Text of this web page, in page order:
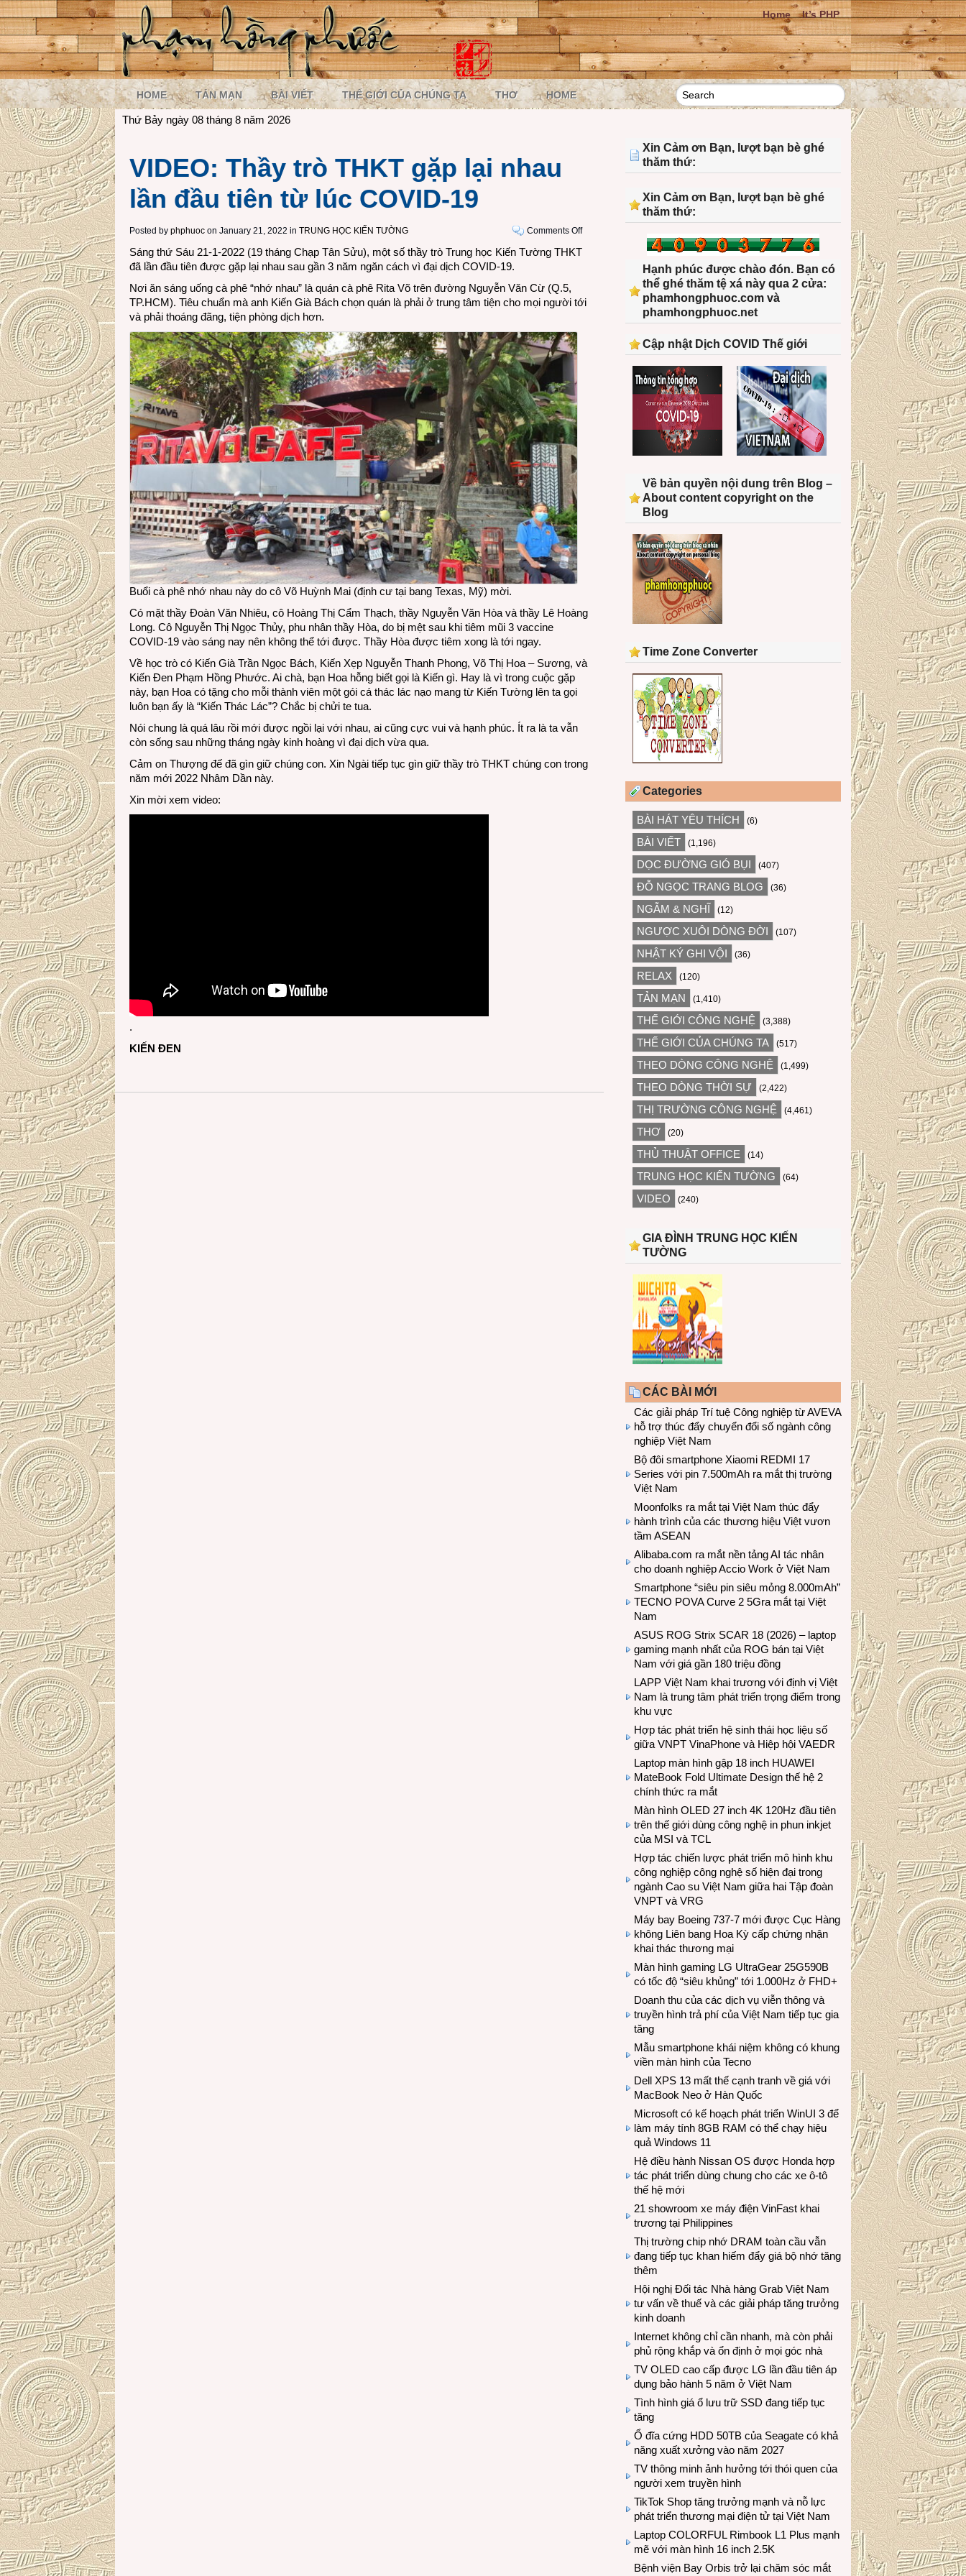
Home It’s PHP
HOME TẢN MẠN BÀI VIẾT THẾ GIỚI CỦA CHÚNG TA THƠ HOME
Thứ Bảy ngày 08 tháng 8 năm 2026
VIDEO: Thầy trò THKT gặp lại nhau
lần đầu tiên từ lúc COVID-19
Posted by phphuoc on January 21, 2022 in TRUNG HỌC KIẾN TƯỜNG Comments Offon
gặp
Sáng thứ Sáu 21-1-2022 (19 tháng Chạp Tân Sửu), một số thầy trò Trung học Kiến Tường THKT
đã lần đầu tiên được gặp lại nhau sau gần 3 năm ngăn cách vì đại dịch COVID-19.
Nơi ăn sáng uống cà phê “nhớ nhau” là quán cà phê Rita Võ trên đường Nguyễn Văn Cừ (Q.5,
TP.HCM). Tiêu chuẩn mà anh Kiến Già Bách chọn quán là phải ở trung tâm tiện cho mọi người tới
và phải thoáng đãng, tiện phòng dịch hơn.
Buổi cà phê nhớ nhau này do cô Võ Huỳnh Mai (định cư tại bang Texas, Mỹ) mời.
Có mặt thầy Đoàn Văn Nhiêu, cô Hoàng Thị Cẩm Thạch, thầy Nguyễn Văn Hòa và thầy Lê Hoàng
Long. Cô Nguyễn Thị Ngọc Thủy, phu nhân thầy Hòa, do bị mệt sau khi tiêm mũi 3 vaccine
COVID-19 vào sáng nay nên không thể tới được. Thầy Hòa được tiêm xong là tới ngay.
Về học trò có Kiến Già Trần Ngọc Bách, Kiến Xẹp Nguyễn Thanh Phong, Võ Thị Hoa – Sương, và
Kiến Đen Phạm Hồng Phước. Ai chà, bạn Hoa hỗng biết gọi là Kiến gì. Hay là vì trong cuộc gặp
này, bạn Hoa có tặng cho mỗi thành viên một gói cá thác lác nạo mang từ Kiến Tường lên ta gọi
luôn bạn ấy là “Kiến Thác Lác”? Chắc bị chửi te tua.
Nói chung là quá lâu rồi mới được ngồi lại với nhau, ai cũng cực vui và hạnh phúc. Ít ra là ta vẫn
còn sống sau những tháng ngày kinh hoàng vì đại dịch vừa qua.
Cảm on Thượng đế đã gìn giữ chúng con. Xin Ngài tiếp tục gìn giữ thầy trò THKT chúng con trong
năm mới 2022 Nhâm Dần này.
Xin mời xem video:
.
KIẾN ĐEN
Xin Cảm ơn Bạn, lượt bạn bè ghé
thăm thứ:
Xin Cảm ơn Bạn, lượt bạn bè ghé
thăm thứ:
Hạnh phúc được chào đón. Bạn có
thể ghé thăm tệ xá này qua 2 cửa:
phamhongphuoc.com và
phamhongphuoc.net
Cập nhật Dịch COVID Thế giới
Về bản quyền nội dung trên Blog –
About content copyright on the
Blog
Time Zone Converter
Categories
BÀI HÁT YÊU THÍCH (6)
BÀI VIẾT (1,196)
DỌC ĐƯỜNG GIÓ BỤI (407)
ĐỖ NGỌC TRANG BLOG (36)
NGẪM & NGHĨ (12)
NGƯỢC XUÔI DÒNG ĐỜI (107)
NHẬT KÝ GHI VỘI (36)
RELAX (120)
TẢN MẠN (1,410)
THẾ GIỚI CÔNG NGHỆ (3,388)
THẾ GIỚI CỦA CHÚNG TA (517)
THEO DÒNG CÔNG NGHỆ (1,499)
THEO DÒNG THỜI SỰ (2,422)
THỊ TRƯỜNG CÔNG NGHỆ (4,461)
THƠ (20)
THỦ THUẬT OFFICE (14)
TRUNG HỌC KIẾN TƯỜNG (64)
VIDEO (240)
GIA ĐÌNH TRUNG HỌC KIẾN
TƯỜNG
CÁC BÀI MỚI
Các giải pháp Trí tuệ Công nghiệp từ AVEVA
hỗ trợ thúc đẩy chuyển đổi số ngành công
nghiệp Việt Nam
Bộ đôi smartphone Xiaomi REDMI 17
Series với pin 7.500mAh ra mắt thị trường
Việt Nam
Moonfolks ra mắt tại Việt Nam thúc đẩy
hành trình của các thương hiệu Việt vươn
tầm ASEAN
Alibaba.com ra mắt nền tảng AI tác nhân
cho doanh nghiệp Accio Work ở Việt Nam
Smartphone “siêu pin siêu mỏng 8.000mAh”
TECNO POVA Curve 2 5Gra mắt tại Việt
Nam
ASUS ROG Strix SCAR 18 (2026) – laptop
gaming mạnh nhất của ROG bán tại Việt
Nam với giá gần 180 triệu đồng
LAPP Việt Nam khai trương với định vị Việt
Nam là trung tâm phát triển trọng điểm trong
khu vực
Hợp tác phát triển hệ sinh thái học liệu số
giữa VNPT VinaPhone và Hiệp hội VAEDR
Laptop màn hình gập 18 inch HUAWEI
MateBook Fold Ultimate Design thế hệ 2
chính thức ra mắt
Màn hình OLED 27 inch 4K 120Hz đầu tiên
trên thế giới dùng công nghệ in phun inkjet
của MSI và TCL
Hợp tác chiến lược phát triển mô hình khu
công nghiệp công nghệ số hiện đại trong
ngành Cao su Việt Nam giữa hai Tập đoàn
VNPT và VRG
Máy bay Boeing 737-7 mới được Cục Hàng
không Liên bang Hoa Kỳ cấp chứng nhận
khai thác thương mại
Màn hình gaming LG UltraGear 25G590B
có tốc độ “siêu khủng” tới 1.000Hz ở FHD+
Doanh thu của các dịch vụ viễn thông và
truyền hình trả phí của Việt Nam tiếp tục gia
tăng
Mẫu smartphone khái niệm không có khung
viền màn hình của Tecno
Dell XPS 13 mất thế cạnh tranh về giá với
MacBook Neo ở Hàn Quốc
Microsoft có kế hoạch phát triển WinUI 3 để
làm máy tính 8GB RAM có thể chạy hiệu
quả Windows 11
Hệ điều hành Nissan OS được Honda hợp
tác phát triển dùng chung cho các xe ô-tô
thế hệ mới
21 showroom xe máy điện VinFast khai
trương tại Philippines
Thị trường chip nhớ DRAM toàn cầu vẫn
đang tiếp tục khan hiếm đẩy giá bộ nhớ tăng
thêm
Hội nghị Đối tác Nhà hàng Grab Việt Nam
tư vấn về thuế và các giải pháp tăng trưởng
kinh doanh
Internet không chỉ cần nhanh, mà còn phải
phủ rộng khắp và ổn định ở mọi góc nhà
TV OLED cao cấp được LG lần đầu tiên áp
dụng bảo hành 5 năm ở Việt Nam
Tình hình giá ổ lưu trữ SSD đang tiếp tục
tăng
Ổ đĩa cứng HDD 50TB của Seagate có khả
năng xuất xưởng vào năm 2027
TV thông minh ảnh hưởng tới thói quen của
người xem truyền hình
TikTok Shop tăng trưởng mạnh và nỗ lực
phát triển thương mại điện tử tại Việt Nam
Laptop COLORFUL Rimbook L1 Plus mạnh
mẽ với màn hình 16 inch 2.5K
Bệnh viện Bay Orbis trở lại chăm sóc mắt